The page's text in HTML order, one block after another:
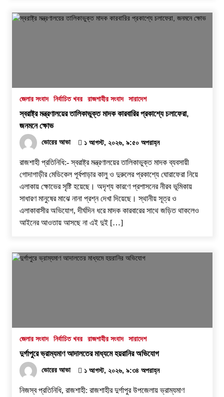
জেলার সংবাদ নির্বাচিত খবর রাজশাহীর সংবাদ সারাদেশ
স্বরাষ্ট্র মন্ত্রণালয়ের তালিকাভুক্ত মাদক কারবারির প্রকাশ্যে চলাফেরা,
জনমনে ক্ষোভ
ভোরের আভা ১ আগস্ট, ২০২৬, ৯:৫০ অপরাহ্ন
রাজশাহী প্রতিনিধি:- স্বরাষ্ট্র মন্ত্রণালয়ের তালিকাভুক্ত মাদক ব্যবসায়ী
গোদাগাড়ীর মেডিকেল পূর্বপাড়ার কালু ও দুরুলের প্রকাশ্যে ঘোরাফেরা নিয়ে
এলাকায় ক্ষোভের সৃষ্টি হয়েছে। অদৃশ্য কারণে প্রশাসনের নীরব ভূমিকায়
সাধারণ মানুষের মাঝে নানা প্রশ্ন দেখা দিয়েছে। স্থানীয় সূত্র ও
এলাকাবাসীর অভিযোগ, দীর্ঘদিন ধরে মাদক কারবারের সাথে জড়িত থাকলেও
আইনের আওতায় আসছে না এই দুই […]
জেলার সংবাদ নির্বাচিত খবর রাজশাহীর সংবাদ সারাদেশ
দুর্গাপুরে ভ্রাম্যমাণ আদালতের মাধ্যমে হয়রানির অভিযোগ
ভোরের আভা ১ আগস্ট, ২০২৬, ৯:৩৪ অপরাহ্ন
নিজস্ব প্রতিনিধি, রাজশাহী: রাজশাহীর দুর্গাপুর উপজেলায় ভ্রাম্যমাণ